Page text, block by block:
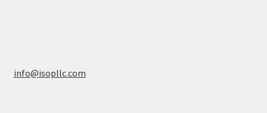
info@isopllc.com